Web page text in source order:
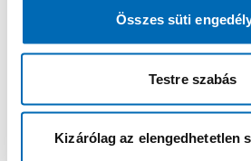
Összes süti
Testre szabás
Kizárólag az elengedhetetlen